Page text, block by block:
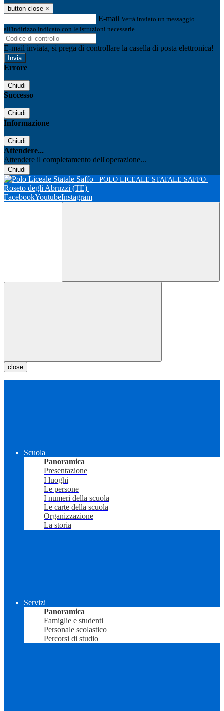
button close ×
E-mail Verrà inviato un messaggio
all'indirizzo indicato con le istruzioni necessarie.
E-mail inviata, si prega di controllare la casella di posta elettronica!
Errore
Chiudi
Successo
Chiudi
Informazione
Chiudi
Attendere...
Attendere il completamento dell'operazione...
Chiudi
POLO LICEALE STATALE SAFFO
Roseto degli Abruzzi (TE)
FacebookYoutubeInstagram
close
Scuola
Panoramica
Presentazione
I luoghi
Le persone
I numeri della scuola
Le carte della scuola
Organizzazione
La storia
Servizi
Panoramica
Famiglie e studenti
Personale scolastico
Percorsi di studio